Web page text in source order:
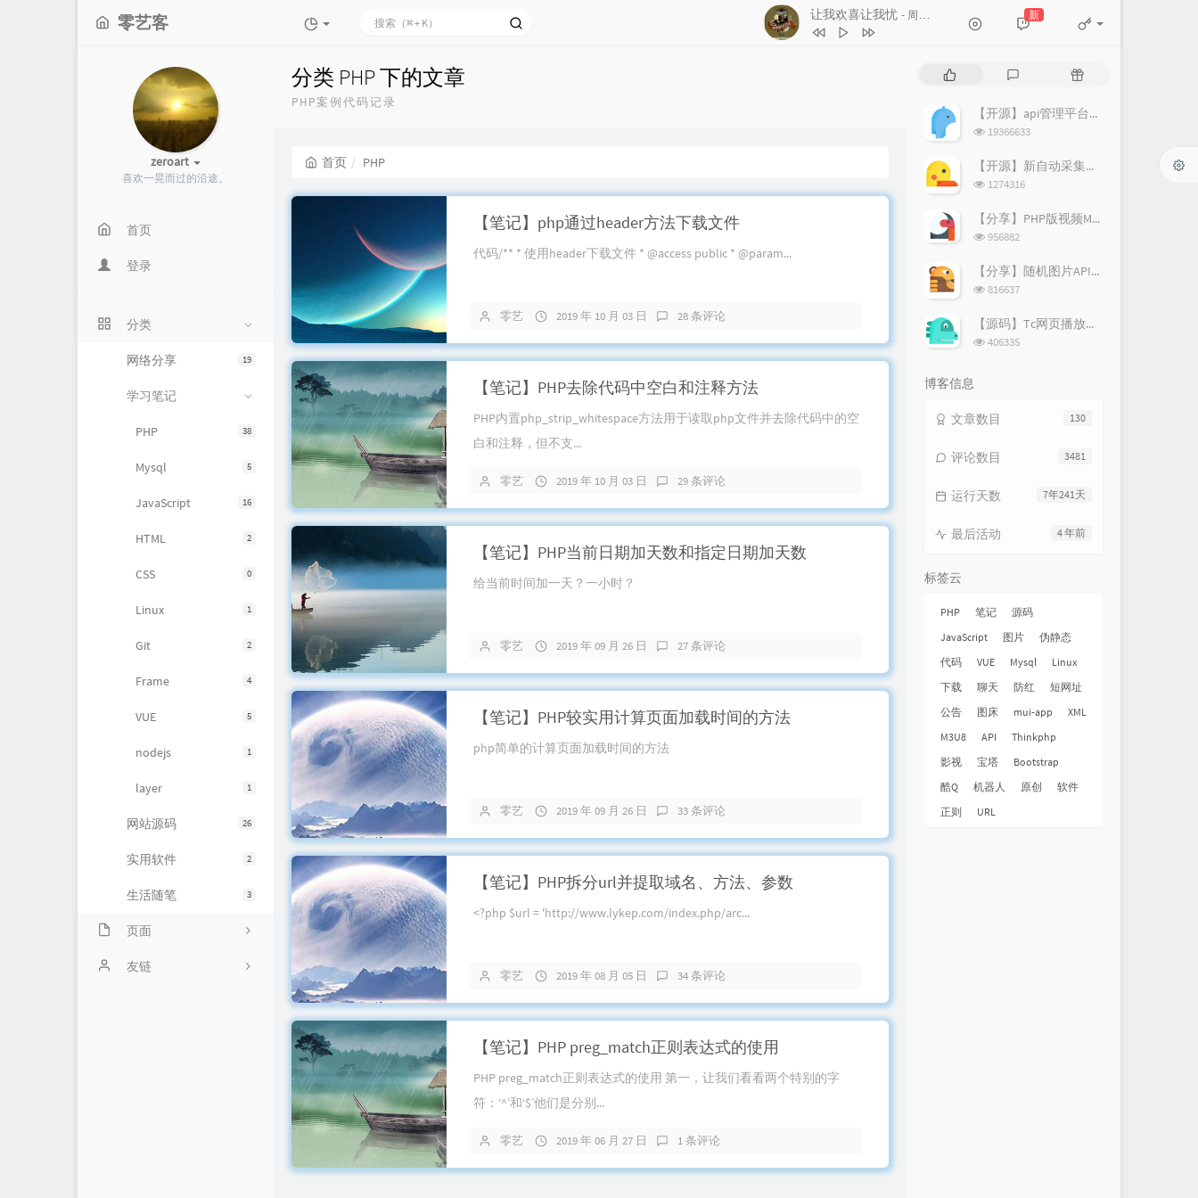
零艺客 让我欢喜让我忧 - 周华健
郁可唯
周笔畅
方雅贤
6 原来你也在这里
新
zeroart
喜欢一晃而过的沿途。
首页
登录
分类
19
网络分享
学习笔记
38
PHP
5
Mysql
16
JavaScript
2
HTML
0
CSS
1
Linux
2
Git
4
Frame
5
VUE
1
nodejs
1
layer
26
网站源码
2
实用软件
3
生活随笔
页面
进行事宜
友链
分类 PHP 下的文章
PHP案例代码记录
首页 PHP
【笔记】php通过header方法下载文件
代码/** * 使用header下载文件 * @access public * @param...
零艺 2019 年 10 月 03 日 28 条评论
【笔记】PHP去除代码中空白和注释方法
PHP内置php_strip_whitespace方法用于读取php文件并去除代码中的空
白和注释，但不支...
零艺 2019 年 10 月 03 日 29 条评论
【笔记】PHP当前日期加天数和指定日期加天数
给当前时间加一天？一小时？
零艺 2019 年 09 月 26 日 27 条评论
【笔记】PHP较实用计算页面加载时间的方法
php简单的计算页面加载时间的方法
零艺 2019 年 09 月 26 日 33 条评论
【笔记】PHP拆分url并提取域名、方法、参数
<?php $url = 'http://www.lykep.com/index.php/arc...
零艺 2019 年 08 月 05 日 34 条评论
【笔记】PHP preg_match正则表达式的使用
PHP preg_match正则表达式的使用 第一，让我们看看两个特别的字
符：‘^’和‘$’他们是分别...
零艺 2019 年 06 月 27 日 1 条评论
评
论
随
文【开源】api管理平台源码v1.2
浏
次
数:
19366633
【开源】新自动采集影视CMS程序开源
浏
次
数:
1274316
【分享】PHP版视频M3U8切片上传阿里图床源码
浏
次
数:
956882
【分享】随机图片API源码（附新图片数据）
浏
次
数:
816637
【源码】Tc网页播放器个人增强版
浏
406335
博客信息
130
文章数目
3481
评论数目
7年241天
运行天数
4 年前
最后活动
标签云
PHP 笔记
源码
JavaScript
图片
伪静态
代码
VUE Mysql
Linux
下载
聊天 防红
短网址
公告
图床 mui-app
XML
M3U8
API
Thinkphp
影视
宝塔
Bootstrap
酷Q
机器人 原创
软件
正则
URL